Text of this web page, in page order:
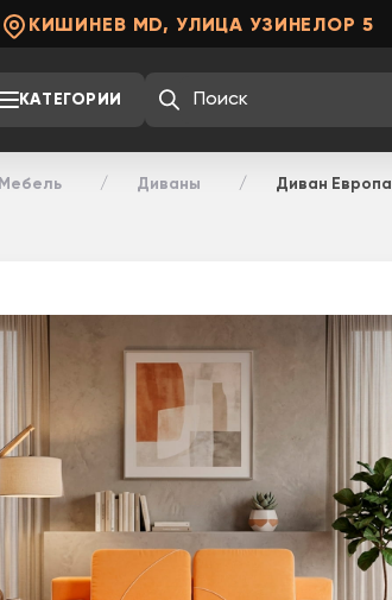
КИШИНЕВ MD, УЛИЦА УЗИНЕЛОР 5
КАТЕГОРИИ
Мебель Диваны Диван Европа